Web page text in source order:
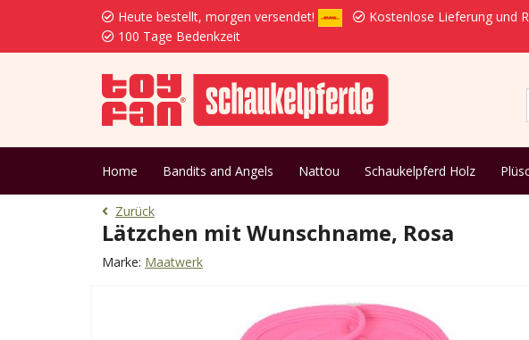
Heute bestellt, morgen versendet! Kostenlose Lieferung und
100 Tage Bedenkzeit
Home Bandits and Angels Nattou Schaukelpferd Holz
Zurück
Lätzchen mit Wunschname, Rosa
Marke: Maatwerk